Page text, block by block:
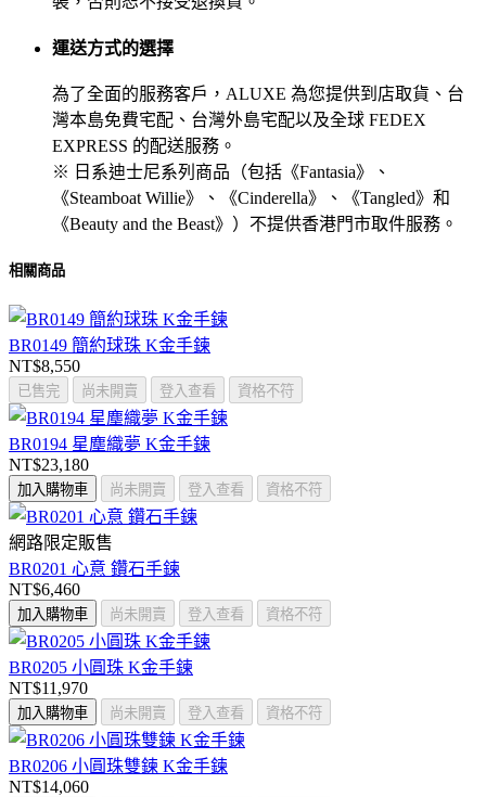
運送方式的選擇
為了全面的服務客戶，ALUXE 為您提供到店取貨、台
灣本島免費宅配、台灣外島宅配以及全球 FEDEX
EXPRESS 的配送服務。
※ 日系迪士尼系列商品（包括《Fantasia》、
《Steamboat Willie》、《Cinderella》、《Tangled》和
《Beauty and the Beast》）不提供香港門市取件服務。
相關商品
BR0149 簡約球珠 K金手鍊
NT$8,550
已售完 尚未開賣 登入查看 資格不符
BR0194 星塵織夢 K金手鍊
NT$23,180
加入購物車 尚未開賣 登入查看 資格不符
網路限定販售
BR0201 心意 鑽石手鍊
NT$6,460
加入購物車 尚未開賣 登入查看 資格不符
BR0205 小圓珠 K金手鍊
NT$11,970
加入購物車 尚未開賣 登入查看 資格不符
BR0206 小圓珠雙鍊 K金手鍊
NT$14,060